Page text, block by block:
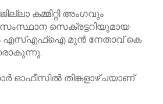
കമ്മിറ്റി അംഗവും
സെക്രട്ടറിയുമായ
എസ്എഫ്‌ഐ മുന്‍ നേതാവ് കെ
ഓഫീസില്‍ തിങ്കളാഴ്ചയാണ്